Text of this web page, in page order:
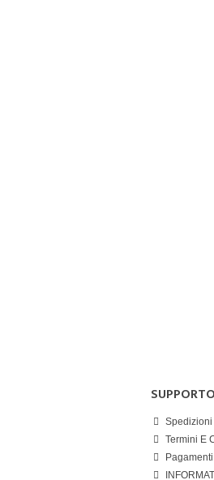
SUPPORTO
Spedizioni
Termini E
Pagamenti